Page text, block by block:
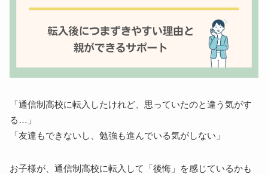
「通信制高校に転入したけれど、思っていたのと違う気がす
る…」
「友達もできないし、勉強も進んでいる気がしない」
お子様が、通信制高校に転入して「後悔」を感じているかも